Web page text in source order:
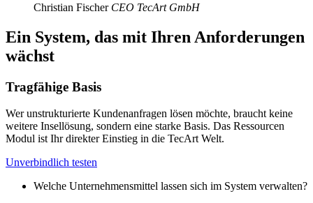
Christian Fischer CEO TecArt GmbH
Ein System, das mit Ihren Anforderungen
wächst
Tragfähige Basis
Wer unstrukturierte Kundenanfragen lösen möchte, braucht keine
weitere Insellösung, sondern eine starke Basis. Das Ressourcen
Modul ist Ihr direkter Einstieg in die TecArt Welt.
Unverbindlich testen
Welche Unternehmensmittel lassen sich im System verwalten?